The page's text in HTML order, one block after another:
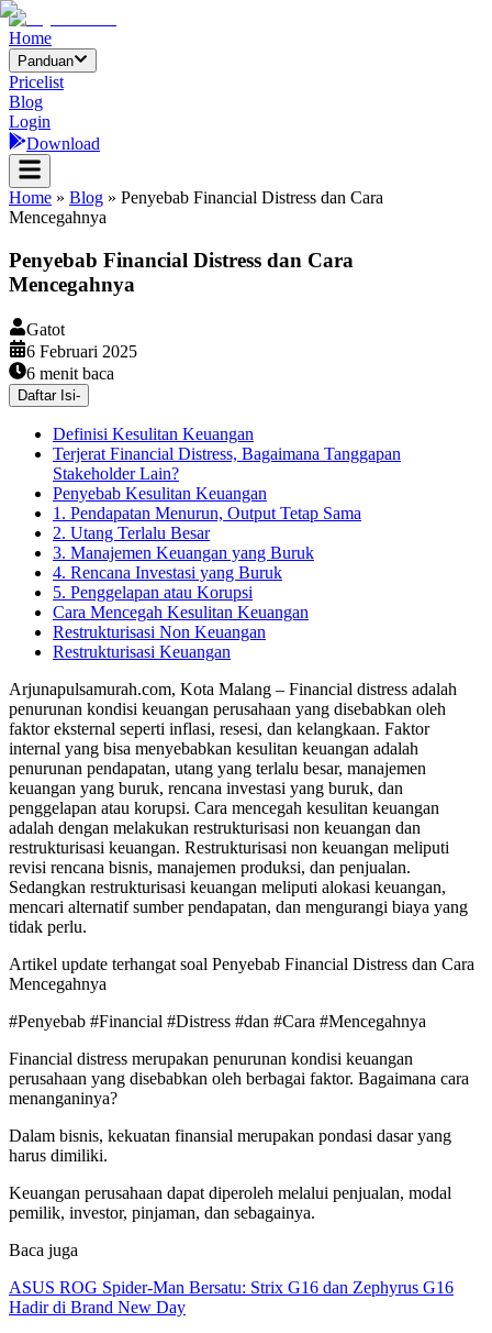
Home
Panduan
Pricelist
Blog
Login
Download
Home » Blog » Penyebab Financial Distress dan Cara
Mencegahnya
Penyebab Financial Distress dan Cara
Mencegahnya
Gatot
6 Februari 2025
6 menit baca
Daftar Isi-
Definisi Kesulitan Keuangan
Terjerat Financial Distress, Bagaimana Tanggapan
Stakeholder Lain?
Penyebab Kesulitan Keuangan
1. Pendapatan Menurun, Output Tetap Sama
2. Utang Terlalu Besar
3. Manajemen Keuangan yang Buruk
4. Rencana Investasi yang Buruk
5. Penggelapan atau Korupsi
Cara Mencegah Kesulitan Keuangan
Restrukturisasi Non Keuangan
Restrukturisasi Keuangan
Arjunapulsamurah.com, Kota Malang – Financial distress adalah
penurunan kondisi keuangan perusahaan yang disebabkan oleh
faktor eksternal seperti inflasi, resesi, dan kelangkaan. Faktor
internal yang bisa menyebabkan kesulitan keuangan adalah
penurunan pendapatan, utang yang terlalu besar, manajemen
keuangan yang buruk, rencana investasi yang buruk, dan
penggelapan atau korupsi. Cara mencegah kesulitan keuangan
adalah dengan melakukan restrukturisasi non keuangan dan
restrukturisasi keuangan. Restrukturisasi non keuangan meliputi
revisi rencana bisnis, manajemen produksi, dan penjualan.
Sedangkan restrukturisasi keuangan meliputi alokasi keuangan,
mencari alternatif sumber pendapatan, dan mengurangi biaya yang
tidak perlu.
Artikel update terhangat soal Penyebab Financial Distress dan Cara
Mencegahnya
#Penyebab #Financial #Distress #dan #Cara #Mencegahnya
Financial distress merupakan penurunan kondisi keuangan
perusahaan yang disebabkan oleh berbagai faktor. Bagaimana cara
menanganinya?
Dalam bisnis, kekuatan finansial merupakan pondasi dasar yang
harus dimiliki.
Keuangan perusahaan dapat diperoleh melalui penjualan, modal
pemilik, investor, pinjaman, dan sebagainya.
Baca juga
ASUS ROG Spider-Man Bersatu: Strix G16 dan Zephyrus G16
Hadir di Brand New Day